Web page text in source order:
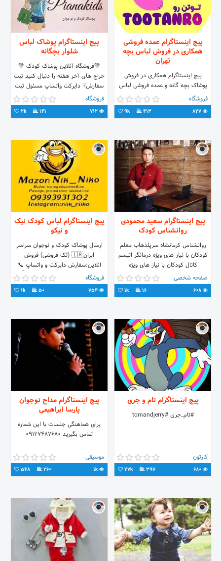
پیج اینستاگرام عمده فروشی
همکاری در فروش لباس بچه
تهران
پیج اینستاگرام همکاری در فروش
پوشاک بچه گانه و عمده فروشی لباس
بچه تهران تولیدی پوشاک کودک |
نوجوان 💎دارای وب سایت همکاری در
فروش لباس بچه
فروشگاه
413
9k
پیج اینستاگرام پوشاک لباس
شلوار بچگانه
💚فروشگاه آنلاین پوشاک کودک 💚
حراج های آخر هفته را دنبال کنید ثبت
سفارش☟ دایرکت واتساپ مسئول ثبت
سفارش در واتساپ و تماس تلفنی:☟
09379809825📞
فروشگاه
141
2k
پیج اینستاگرام سعید محمودی
روانشناس کودک
روانشناس کرمانشاه سرپلذهاب معلم
کودکان با نیاز های ویژه درمانگر اتیسم
کانال کودکان با نیاز های ویژه
صفحه شخصی
16
1k
پیج اینستاگرام لباس کودک نیک
و نیکو
ارسال پوشاک کودک و نوجوان سراسر
ایران🇮🇷 (تک فروشی) فروش
انلاین:سفارش دایرکت و واتساپ 📞
09393931302 فروش حضوری👇:
فروشگاه
50
1k
پیج اینستاگرام تام و جری
#تام_جری #tomandjerry
کارتون
397
27k
پیج اینستاگرام مداح نوجوان
پارسا ابراهیمی
برای هماهنگی جلسات با این شماره
تماس بگیرید ۰۹۱۲۷۴۸۷۶۸۰
موسیقی
1k
260
548